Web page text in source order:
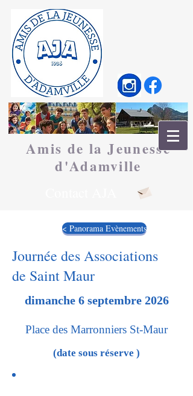
Amis de la Jeunesse
d'Adamville
< Panorama Evènements
Journée des Associations
de Saint Maur
dimanche 6 septembre 2026
Place des Marronniers St-Maur
(date sous réserve )